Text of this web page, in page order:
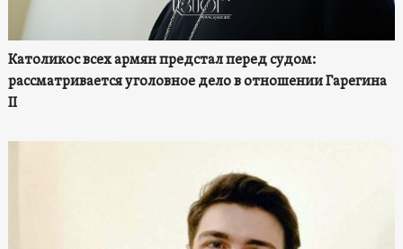
Католикос всех армян предстал перед судом:
рассматривается уголовное дело в отношении Гарегина
II